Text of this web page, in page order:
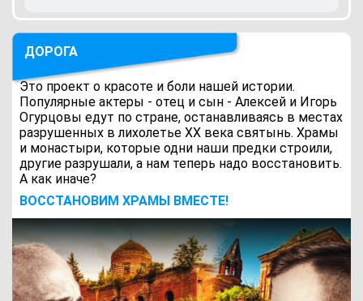
ДОРОГА
Это проект о красоте и боли нашей истории.
Популярные актеры - отец и сын - Алексей и Игорь
Огурцовы едут по стране, останавливаясь в местах
разрушенных в лихолетье ХХ века святынь. Храмы
и монастыри, которые одни наши предки строили,
другие разрушали, а нам теперь надо восстановить.
А как иначе?
ВОCСТАНОВИМ ХРАМЫ ВМЕСТЕ!